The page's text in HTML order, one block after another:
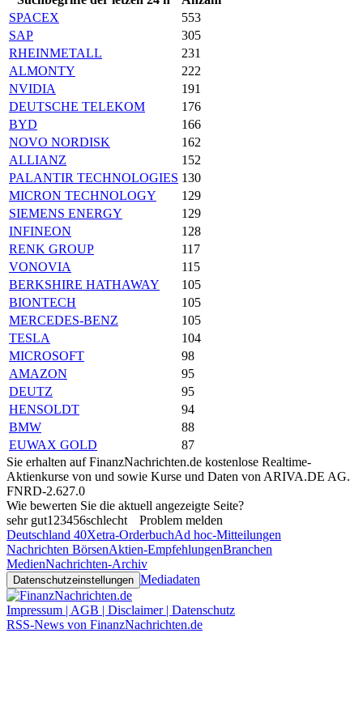
SPACEX
553
SAP
305
RHEINMETALL
231
ALMONTY
222
NVIDIA
191
DEUTSCHE TELEKOM
176
BYD
166
NOVO NORDISK
162
ALLIANZ
152
PALANTIR TECHNOLOGIES 130
MICRON TECHNOLOGY
129
SIEMENS ENERGY
129
INFINEON
128
RENK GROUP
117
VONOVIA
115
BERKSHIRE HATHAWAY
105
BIONTECH
105
MERCEDES-BENZ
105
TESLA
104
MICROSOFT
98
AMAZON
95
DEUTZ
95
HENSOLDT
94
BMW
88
EUWAX GOLD
87
Sie erhalten auf FinanzNachrichten.de kostenlose Realtime-
Aktienkurse von und sowie Kurse und Daten von ARIVA.DE AG.
FNRD-2.627.0
Wie bewerten Sie die aktuell angezeigte Seite?
sehr gut1 23456schlecht
Problem melden
Deutschland 40Xetra-OrderbuchAd hoc-Mitteilungen
Nachrichten BörsenAktien-EmpfehlungenBranchen
MedienNachrichten-Archiv
Datenschutzeinstellungen Mediadaten
Impressum | AGB | Disclaimer | Datenschutz
RSS-News von FinanzNachrichten.de